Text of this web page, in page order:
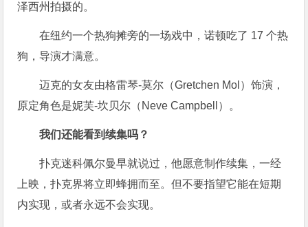
泽西州拍摄的。
在纽约一个热狗摊旁的一场戏中，诺顿吃了 17 个热
狗，导演才满意。
迈克的女友由格雷琴-莫尔（Gretchen Mol）饰演，
原定角色是妮芙-坎贝尔（Neve Campbell）。
我们还能看到续集吗？
扑克迷科佩尔曼早就说过，他愿意制作续集，一经
上映，扑克界将立即蜂拥而至。但不要指望它能在短期
内实现，或者永远不会实现。